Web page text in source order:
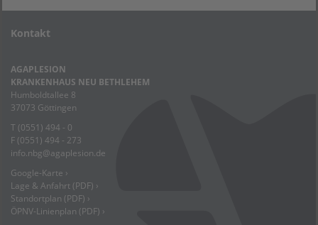
Kontakt
AGAPLESION
KRANKENHAUS NEU BETHLEHEM
Humboldtallee 8
37073 Göttingen
T (0551) 494 - 0
F (0551) 494 - 273
info.nbg@agaplesion.de
Google-Karte ›
Lage & Anfahrt (PDF) ›
Standortplan (PDF) ›
ÖPNV-Linienplan (PDF) ›